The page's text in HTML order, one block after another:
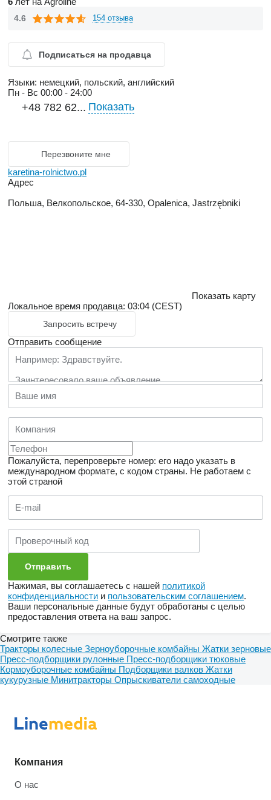
4.6 154 отзыва
Подписаться на продавца
Языки: немецкий, польский, английский
Пн - Вс 00:00 - 24:00
+48 782 62... Показать
Перезвоните мне
karetina-rolnictwo.pl
Адрес
Польша, Велкопольское, 64-330, Opalenica, Jastrzębniki
Показать карту
Локальное время продавца: 03:04 (CEST)
Запросить встречу
Отправить сообщение
Пожалуйста, перепроверьте номер: его надо указать в
международном формате, с кодом страны. Не работаем с
этой страной
Нажимая, вы соглашаетесь с нашей политикой
конфиденциальности и пользовательским соглашением.
Ваши персональные данные будут обработаны с целью
предоставления ответа на ваш запрос.
Смотрите также
Тракторы колесные Зерноуборочные комбайны Жатки зерновые
Пресс-подборщики рулонные Пресс-подборщики тюковые
Кормоуборочные комбайны Подборщики валков Жатки
кукурузные Минитракторы Опрыскиватели самоходные
Компания
О нас